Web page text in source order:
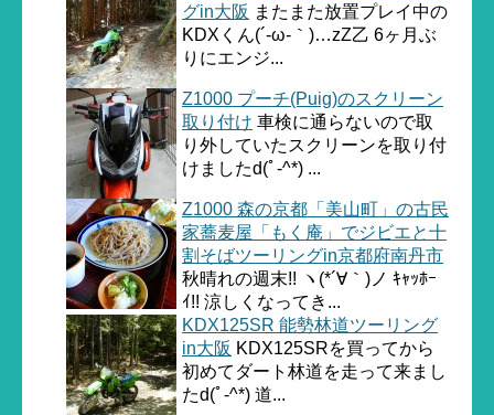
グin大阪 またまた放置プレイ中の
KDXくん(´-ω-｀)…zZ乙 6ヶ月ぶ
りにエンジ...
Z1000 プーチ(Puig)のスクリーン
取り付け 車検に通らないので取
り外していたスクリーンを取り付
けましたd(ﾟ-^*) ...
Z1000 森の京都「美山町」の古民
家蕎麦屋「もく庵」でジビエと十
割そばツーリングin京都府南丹市
秋晴れの週末!! ヽ(*´∀｀)ノ ｷｬｯﾎｰ
ｲ!! 涼しくなってき...
KDX125SR 能勢林道ツーリング
in大阪 KDX125SRを買ってから
初めてダート林道を走って来まし
たd(ﾟ-^*) 道...